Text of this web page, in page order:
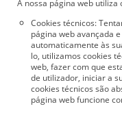
A nossa página web utiliza
Cookies técnicos:
página web avançada
automaticamente às
lo, utilizamos cookies
web, fazer com que
de utilizador, iniciar a
cookies técnicos são
página web funcione